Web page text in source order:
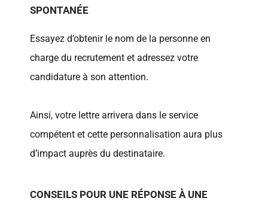
SPONTANÉE
Essayez d’obtenir le nom de la personne en
charge du recrutement et adressez votre
candidature à son attention.
Ainsi, votre lettre arrivera dans le service
compétent et cette personnalisation aura plus
d’impact auprès du destinataire.
CONSEILS POUR UNE RÉPONSE À UNE